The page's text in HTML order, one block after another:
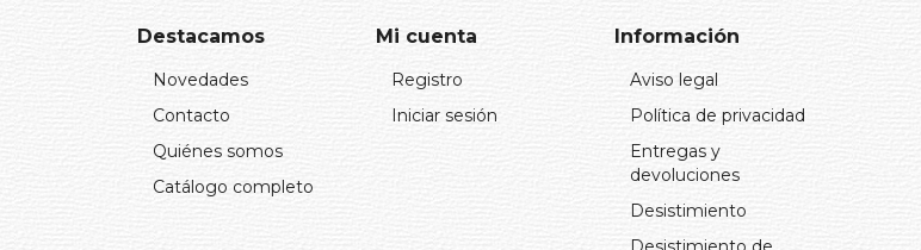
Destacamos
Novedades
Contacto
Quiénes somos
Catálogo completo
Mi cuenta
Registro
Iniciar sesión
Información
Aviso legal
Política de privacidad
Entregas y
devoluciones
Desistimiento